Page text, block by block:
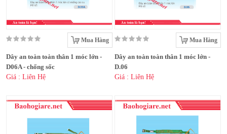
Mua Hàng
Dây an toàn toàn thân 1 móc lớn -
D06A - chống sốc
Giá : Liên Hệ
Mua Hàng
Dây an toàn toàn thân 1 móc lớn -
D.06
Giá : Liên Hệ